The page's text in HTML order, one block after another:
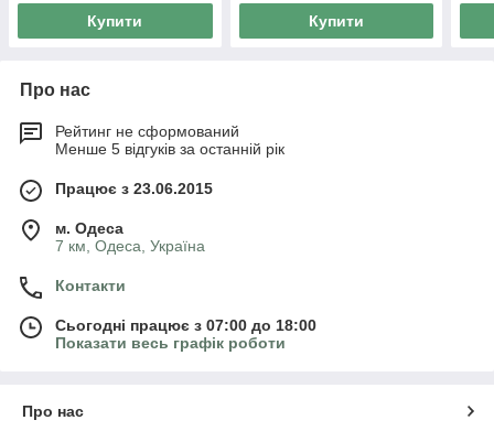
Купити Купити
Про нас
Рейтинг не сформований
Менше 5 відгуків за останній рік
Працює з 23.06.2015
м. Одеса
7 км, Одеса, Україна
Контакти
Сьогодні працює з 07:00 до 18:00
Показати весь графік роботи
Про нас